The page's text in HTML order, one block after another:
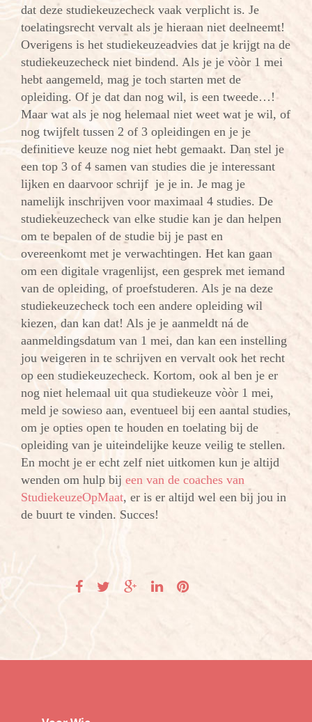
dat deze studiekeuzecheck vaak verplicht is. Je
toelatingsrecht vervalt als je hieraan niet deelneemt!
Overigens is het studiekeuzeadvies dat je krijgt na de
studiekeuzecheck niet bindend. Als je je vòòr 1 mei
hebt aangemeld, mag je toch starten met de
opleiding. Of je dat dan nog wil, is een tweede…!
Maar wat als je nog helemaal niet weet wat je wil, of
nog twijfelt tussen 2 of 3 opleidingen en je je
definitieve keuze nog niet hebt gemaakt. Dan stel je
een top 3 of 4 samen van studies die je interessant
lijken en daarvoor schrijf je je in. Je mag je
namelijk inschrijven voor maximaal 4 studies. De
studiekeuzecheck van elke studie kan je dan helpen
om te bepalen of de studie bij je past en
overeenkomt met je verwachtingen. Het kan gaan
om een digitale vragenlijst, een gesprek met iemand
van de opleiding, of proefstuderen. Als je na deze
studiekeuzecheck toch een andere opleiding wil
kiezen, dan kan dat! Als je je aanmeldt ná de
aanmeldingsdatum van 1 mei, dan kan een instelling
jou weigeren in te schrijven en vervalt ook het recht
op een studiekeuzecheck. Kortom, ook al ben je er
nog niet helemaal uit qua studiekeuze vòòr 1 mei,
meld je sowieso aan, eventueel bij een aantal studies,
om je opties open te houden en toelating bij de
opleiding van je uiteindelijke keuze veilig te stellen.
En mocht je er echt zelf niet uitkomen kun je altijd
wenden om hulp bij een van de coaches van
StudiekeuzeOpMaat, er is er altijd wel een bij jou in
de buurt te vinden. Succes!